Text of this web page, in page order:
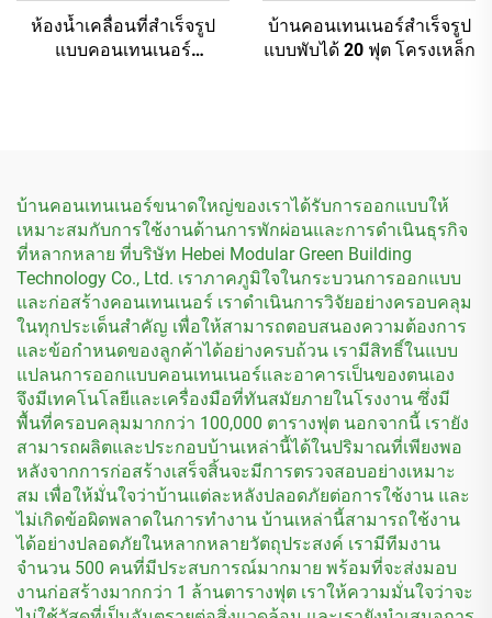
ห้องน้ำเคลื่อนที่สำเร็จรูป
แบบคอนเทนเนอร์
บ้านคอนเทนเนอร์สำเร็จรูป
แบบพับได้ 20 ฟุต โครงเหล็ก
บ้านคอนเทนเนอร์ขนาดใหญ่ของเราได้รับการออกแบบให้
เหมาะสมกับการใช้งานด้านการพักผ่อนและการดำเนินธุรกิจ
ที่หลากหลาย ที่บริษัท Hebei Modular Green Building
Technology Co., Ltd. เราภาคภูมิใจในกระบวนการออกแบบ
และก่อสร้างคอนเทนเนอร์ เราดำเนินการวิจัยอย่างครอบคลุม
ในทุกประเด็นสำคัญ เพื่อให้สามารถตอบสนองความต้องการ
และข้อกำหนดของลูกค้าได้อย่างครบถ้วน เรามีสิทธิ์ในแบบ
แปลนการออกแบบคอนเทนเนอร์และอาคารเป็นของตนเอง
จึงมีเทคโนโลยีและเครื่องมือที่ทันสมัยภายในโรงงาน ซึ่งมี
พื้นที่ครอบคลุมมากกว่า 100,000 ตารางฟุต นอกจากนี้ เรายัง
สามารถผลิตและประกอบบ้านเหล่านี้ได้ในปริมาณที่เพียงพอ
หลังจากการก่อสร้างเสร็จสิ้นจะมีการตรวจสอบอย่างเหมาะ
สม เพื่อให้มั่นใจว่าบ้านแต่ละหลังปลอดภัยต่อการใช้งาน และ
ไม่เกิดข้อผิดพลาดในการทำงาน บ้านเหล่านี้สามารถใช้งาน
ได้อย่างปลอดภัยในหลากหลายวัตถุประสงค์ เรามีทีมงาน
จำนวน 500 คนที่มีประสบการณ์มากมาย พร้อมที่จะส่งมอบ
งานก่อสร้างมากกว่า 1 ล้านตารางฟุต เราให้ความมั่นใจว่าจะ